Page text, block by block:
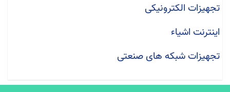
تجهیزات الکترونیکی
اینترنت اشیاء
تجهیزات شبکه های صنعتی